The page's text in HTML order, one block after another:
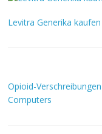
Levitra Generika
Opioid-
Computers